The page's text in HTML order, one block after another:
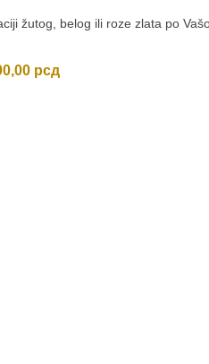
žutog, belog ili roze zlata po
рсд